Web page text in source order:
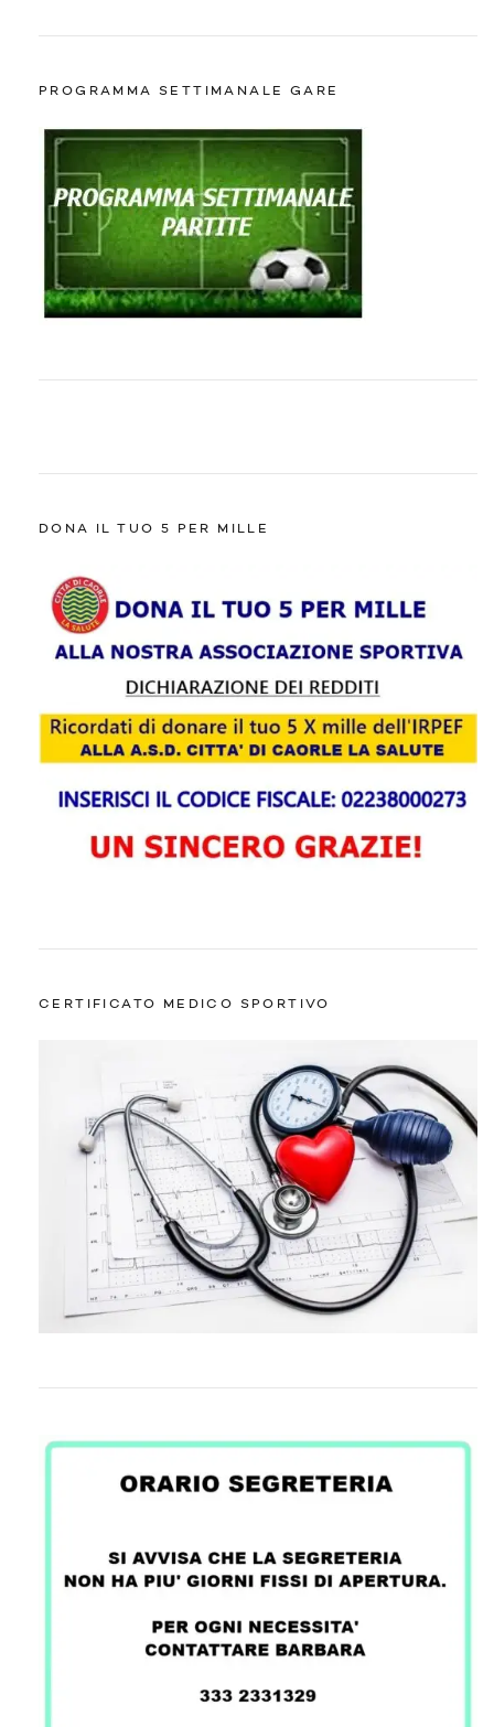
PROGRAMMA SETTIMANALE GARE
DONA IL TUO 5 PER MILLE
CERTIFICATO MEDICO SPORTIVO